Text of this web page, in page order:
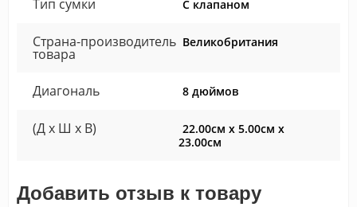
Тип сумки С клапаном
Страна-производитель
товара
Великобритания
Диагональ 8 дюймов
(Д x Ш x В)
22.00см x 5.00см x
23.00см
Добавить отзыв к товару